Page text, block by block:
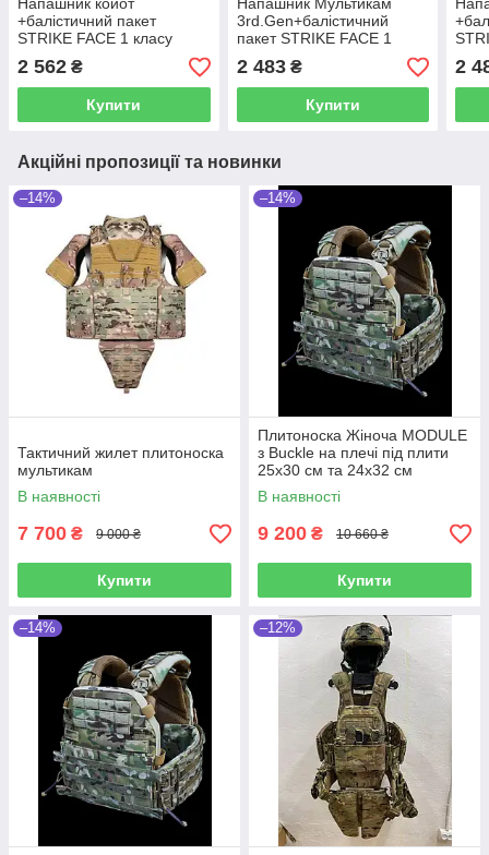
Напашник койот
+балістичний пакет
STRIKE FACE 1 класу
2 562 ₴
Купити
Напашник Мультикам
3rd.Gen+балістичний
пакет STRIKE FACE 1
класу
2 483₴
Купити
2
Акційні пропозиції та новинки
–14%
Тактичний жилет плитоноска
мультикам
В наявності
7 700 ₴ 9 000 ₴
Купити
–14%
Плитоноска Жіноча MODULE
з Buckle на плечі під плити
25х30 см та 24х32 см
Multicam Original IRR
В наявності
9 200 ₴ 10 660 ₴
Купити
–14% –12%